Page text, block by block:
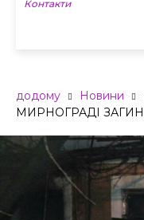
Контакти
додому Новини
МИРНОГРАДІ